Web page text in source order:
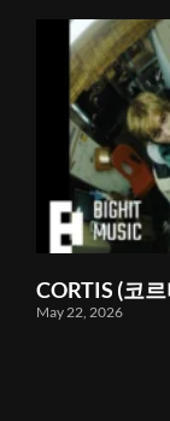
CORTIS (코
May 22, 2026